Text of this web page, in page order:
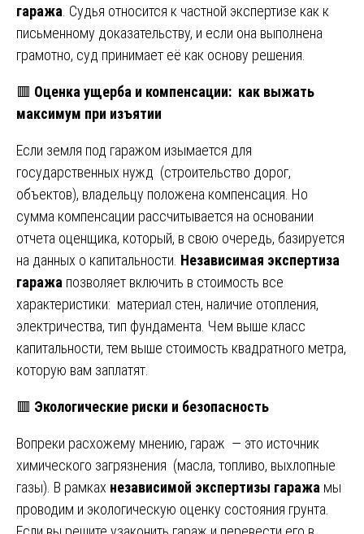
гаража . Судья относится к частной экспертизе как к
письменному доказательству, и если она выполнена
грамотно, суд принимает её как основу решения.
🟥 Оценка ущерба и компенсации: как выжать
максимум при изъятии
Если земля под гаражом изымается для
государственных нужд (строительство дорог,
объектов), владельцу положена компенсация. Но
сумма компенсации рассчитывается на основании
отчета оценщика, который, в свою очередь, базируется
на данных о капитальности. Независимая экспертиза
гаража позволяет включить в стоимость все
характеристики: материал стен, наличие отопления,
электричества, тип фундамента. Чем выше класс
капитальности, тем выше стоимость квадратного метра,
которую вам заплатят.
🟥 Экологические риски и безопасность
Вопреки расхожему мнению, гараж — это источник
химического загрязнения (масла, топливо, выхлопные
газы). В рамках независимой экспертизы гаража мы
проводим и экологическую оценку состояния грунта.